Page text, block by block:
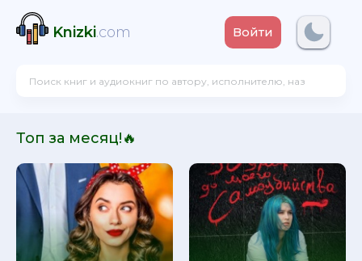
Knizki.com Войти
Топ за месяц!🔥